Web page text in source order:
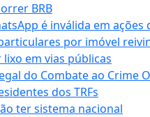
BRB
é inválida em ações
por imóvel
em vias públicas
do Combate ao Crime
dos TRFs
ter sistema nacional